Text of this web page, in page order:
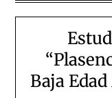
Baja